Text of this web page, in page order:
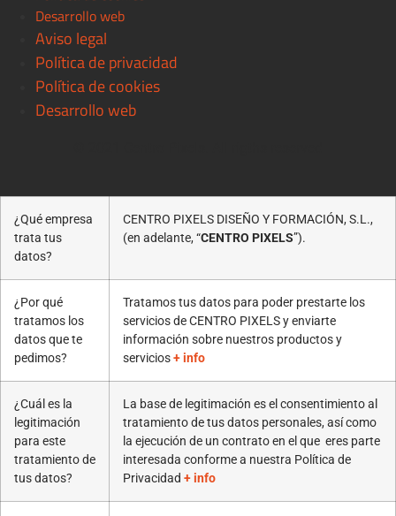
Desarrollo web
Aviso legal
Política de privacidad
Política de cookies
Desarrollo web
¿Qué empresa
trata tus
datos?
CENTRO PIXELS DISEÑO Y FORMACIÓN, S.L.,
(en adelante, “CENTRO PIXELS”).
¿Por qué
tratamos los
datos que te
pedimos?
Tratamos tus datos para poder prestarte los
servicios de CENTRO PIXELS y enviarte
información sobre nuestros productos y
servicios+ info
¿Cuál es la
legitimación
para este
tratamiento de
tus datos?
La base de legitimación es el consentimiento al
tratamiento de tus datos personales, así como
la ejecución de un contrato en el que eres parte
interesada conforme a nuestra Política de
Privacidad + info